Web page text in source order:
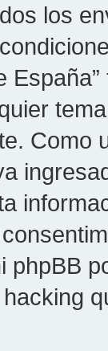
los
Como
phpBB